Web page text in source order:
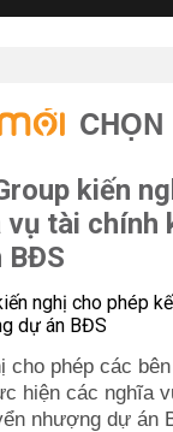
CHỌN
kiến
tài chính
BĐS
cho phép các
hiện các nghĩa
nhượng dự án